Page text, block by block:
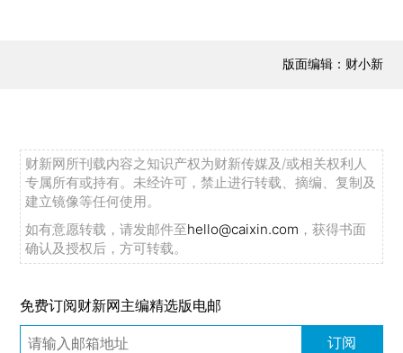
版面编辑：财小新
财新网所刊载内容之知识产权为财新传媒及/或相关权利人
专属所有或持有。未经许可，禁止进行转载、摘编、复制及
建立镜像等任何使用。
如有意愿转载，请发邮件至hello@caixin.com ，获得书面
确认及授权后，方可转载。
免费订阅财新网主编精选版电邮
订阅